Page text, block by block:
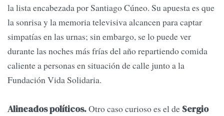
la lista encabezada por Santiago Cúneo. Su apuesta es que
la sonrisa y la memoria televisiva alcancen para captar
simpatías en las urnas; sin embargo, se lo puede ver
durante las noches más frías del año repartiendo comida
caliente a personas en situación de calle junto a la
Fundación Vida Solidaria.
Alineados políticos.Otro caso curioso es el de Sergio